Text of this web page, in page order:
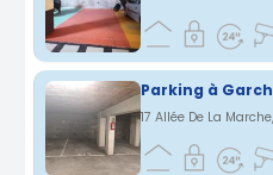
17 Allée De La